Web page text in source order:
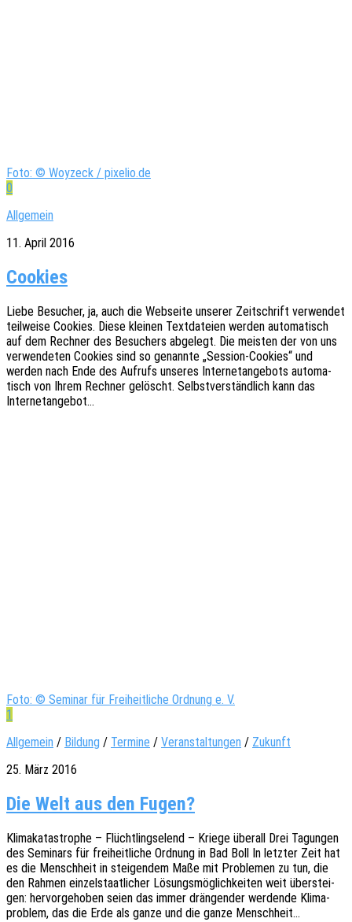
Foto: © Woyzeck / pixelio.de
0
Allgemein
11. April 2016
Cookies
Liebe Besu­cher, ja, auch die Websei­te unse­rer Zeit­schrift verwen­det
teil­wei­se Cookies. Diese klei­nen Text­da­tei­en werden auto­ma­tisch
auf dem Rech­ner des Besu­chers abge­legt. Die meis­ten der von uns
verwen­de­ten Cookies sind so genann­te „Sessi­on-Cookies“ und
werden nach Ende des Aufrufs unse­res Inter­net­an­ge­bots auto­ma­
tisch von Ihrem Rech­ner gelöscht. Selbst­ver­ständ­lich kann das
Internetangebot…
Foto: © Seminar für Freiheitliche Ordnung e. V.
1
Allgemein / Bildung / Termine / Veranstaltungen / Zukunft
25. März 2016
Die Welt aus den Fugen?
Klima­ka­ta­stro­phe – Flücht­lings­elend – Kriege über­all Drei Tagun­gen
des Semi­nars für frei­heit­li­che Ordnung in Bad Boll In letz­ter Zeit hat
es die Mensch­heit in stei­gen­dem Maße mit Proble­men zu tun, die
den Rahmen einzel­staat­li­cher Lösungs­mög­lich­kei­ten weit über­stei­
gen: hervor­ge­ho­ben seien das immer drän­gen­der werden­de Klima­
pro­blem, das die Erde als ganze und die ganze Menschheit…